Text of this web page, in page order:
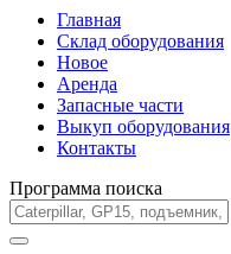
Главная
Склад оборудования
Новое
Аренда
Запасные части
Выкуп оборудования
Контакты
Программа поиска